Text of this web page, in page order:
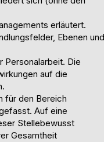
erläutert.
Ebenen und
Personalarbeit. Die
auf die
für den Bereich
Auf eine
Stellebewusst
Gesamtheit